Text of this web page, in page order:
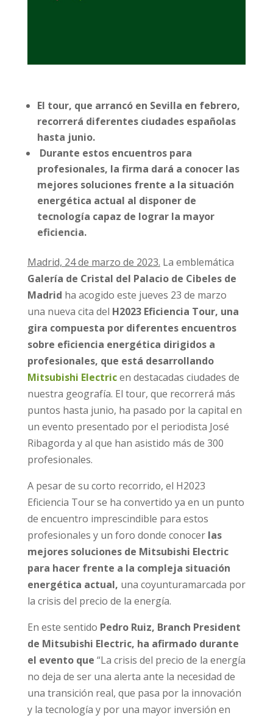
El tour, que arrancó en Sevilla en febrero,
recorrerá diferentes ciudades españolas
hasta junio.
Durante estos encuentros para
profesionales, la firma dará a conocer las
mejores soluciones frente a la situación
energética actual al disponer de
tecnología capaz de lograr la mayor
eficiencia.
Madrid, 24 de marzo de 2023. La emblemática
Galería de Cristal del Palacio de Cibeles de
Madrid ha acogido este jueves 23 de marzo
una nueva cita del H2023 Eficiencia Tour, una
gira compuesta por diferentes encuentros
sobre eficiencia energética dirigidos a
profesionales, que está desarrollando
Mitsubishi Electricen destacadas ciudades de
nuestra geografía. El tour, que recorrerá más
puntos hasta junio, ha pasado por la capital en
un evento presentado por el periodista José
Ribagorda y al que han asistido más de 300
profesionales.
A pesar de su corto recorrido, el H2023
Eficiencia Tour se ha convertido ya en un punto
de encuentro imprescindible para estos
profesionales y un foro donde conocer las
mejores soluciones de Mitsubishi Electric
para hacer frente a la compleja situación
energética actual, una coyunturamarcada por
la crisis del precio de la energía.
En este sentido Pedro Ruiz, Branch President
de Mitsubishi Electric, ha afirmado durante
el evento que “La crisis del precio de la energía
no deja de ser una alerta ante la necesidad de
una transición real, que pasa por la innovación
y la tecnología y por una mayor inversión en